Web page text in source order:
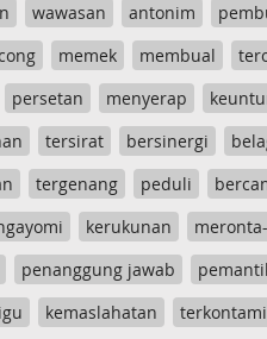
wawasan antonim
memek membual
persetan menyerap
tersirat bersinergi
tergenang peduli
kerukunan
penanggung jawab
kemaslahatan